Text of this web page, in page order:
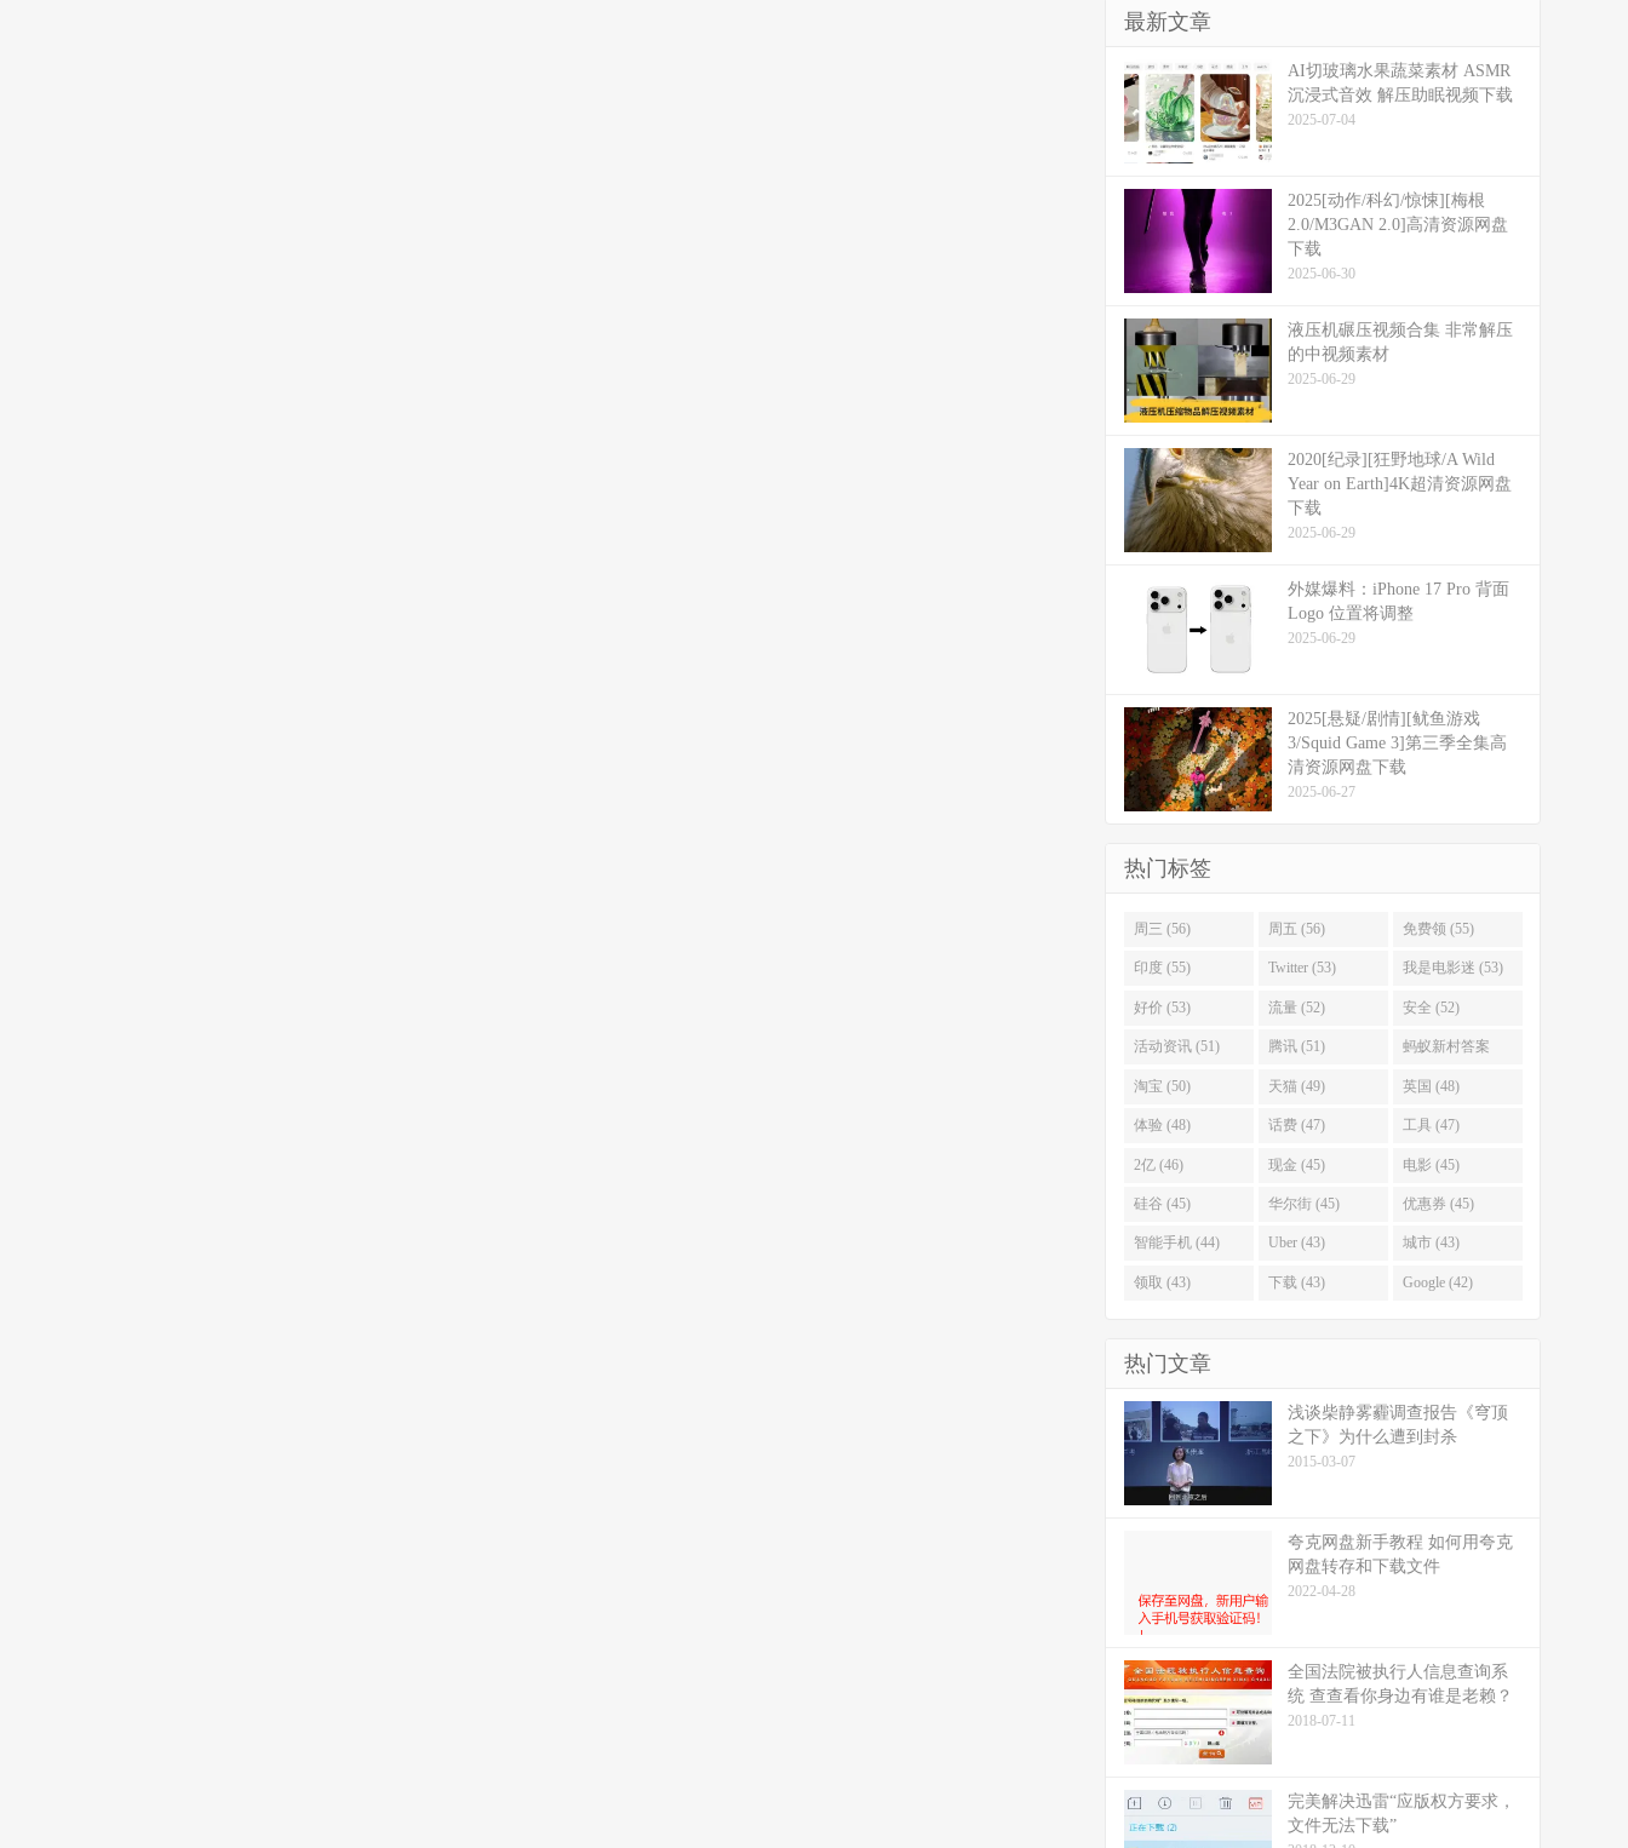
最新文章
​​AI切玻璃水果蔬菜素材 ASMR
沉浸式音效 解压助眠视频下载
2025-07-04
2025[动作/科幻/惊悚][梅根
2.0/M3GAN 2.0]高清资源网盘
下载
2025-06-30
液压机碾压视频合集 非常解压
的中视频素材
2025-06-29
2020[纪录][狂野地球/A Wild
Year on Earth]4K超清资源网盘
下载
2025-06-29
外媒爆料：​​iPhone 17 Pro 背面
Logo 位置将调整​​
2025-06-29
2025[悬疑/剧情][鱿鱼游戏
3/Squid Game 3]第三季全集高
清资源网盘下载
2025-06-27
热门标签
周三 (56) 周五 (56) 免费领 (55)
印度 (55) Twitter (53) 我是电影迷 (53)
好价 (53) 流量 (52) 安全 (52)
活动资讯 (51) 腾讯 (51) 蚂蚁新村答案
(51)
淘宝 (50) 天猫 (49) 英国 (48)
体验 (48) 话费 (47) 工具 (47)
2亿 (46) 现金 (45) 电影 (45)
硅谷 (45) 华尔街 (45) 优惠券 (45)
智能手机 (44) Uber (43) 城市 (43)
领取 (43) 下载 (43) Google (42)
热门文章
浅谈柴静雾霾调查报告《穹顶
之下》为什么遭到封杀
2015-03-07
夸克网盘新手教程 如何用夸克
网盘转存和下载文件
2022-04-28
全国法院被执行人信息查询系
统 查查看你身边有谁是老赖？
2018-07-11
完美解决迅雷“应版权方要求，
文件无法下载”